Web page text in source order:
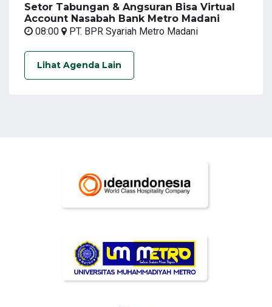
Setor Tabungan & Angsuran Bisa Virtual
Account Nasabah Bank Metro Madani
08:00
PT. BPR Syariah Metro Madani
Lihat Agenda Lain